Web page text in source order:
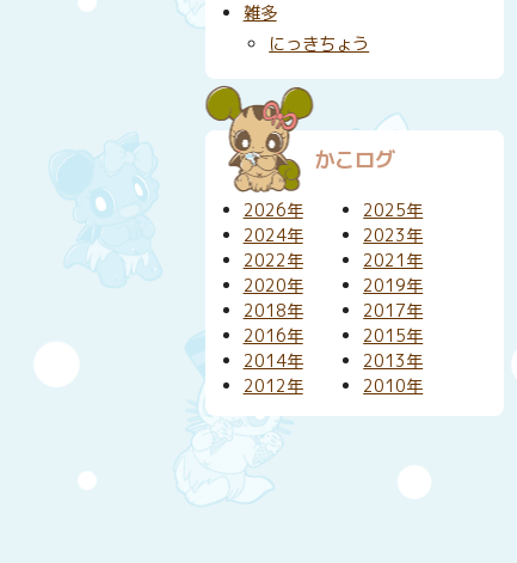
雑多
にっきちょう
かこログ
2026年
2025年
2024年
2023年
2022年
2021年
2020年
2019年
2018年
2017年
2016年
2015年
2014年
2013年
2012年
2010年